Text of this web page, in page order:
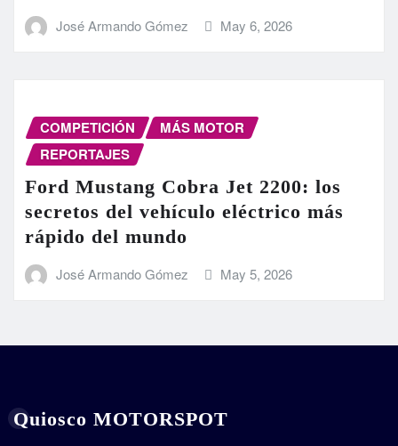
José Armando Gómez May 6, 2026
COMPETICIÓN
MÁS MOTOR
REPORTAJES
Ford Mustang Cobra Jet 2200: los
secretos del vehículo eléctrico más
rápido del mundo
José Armando Gómez May 5, 2026
Quiosco MOTORSPOT